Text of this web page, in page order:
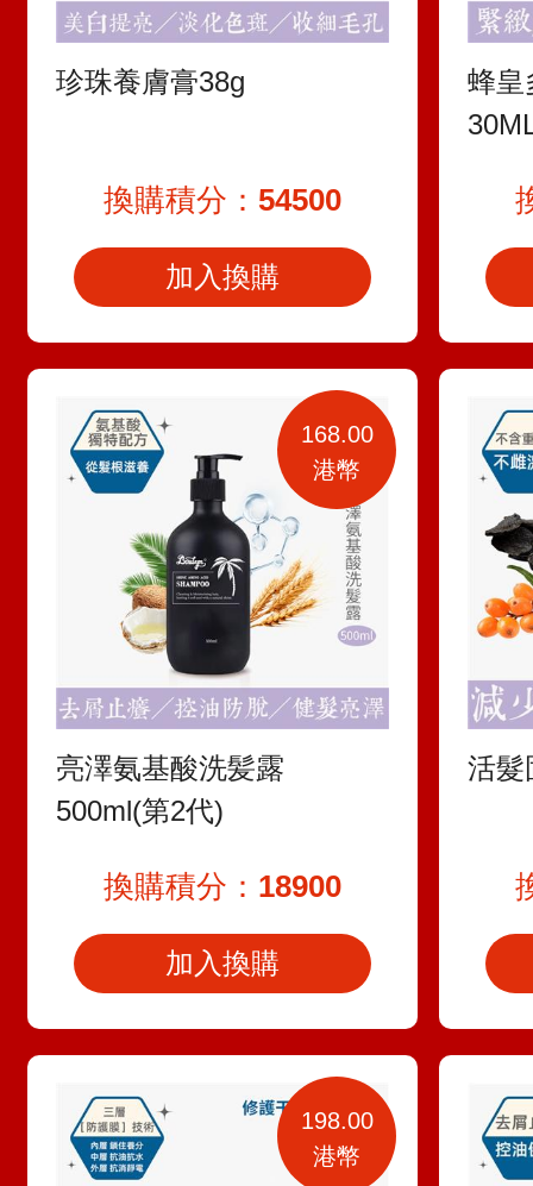
珍珠養膚膏38g
換購積分： 54500
加入換購
蜂皇
亮澤氨基酸洗髪露
500ml(第2代)
168.00
港幣
換購積分： 18900
加入換購
活髮
198.00
港幣